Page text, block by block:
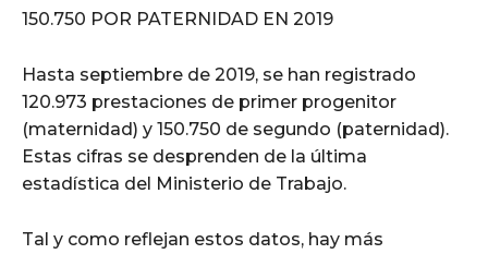
150.750 POR PATERNIDAD EN 2019
Hasta septiembre de 2019, se han registrado
120.973 prestaciones de primer progenitor
(maternidad) y 150.750 de segundo (paternidad).
Estas cifras se desprenden de la última
estadística del Ministerio de Trabajo.
Tal y como reflejan estos datos, hay más